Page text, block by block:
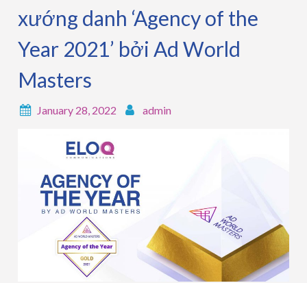
xướng danh ‘Agency of the
Year 2021’ bởi Ad World
Masters
January 28, 2022 admin